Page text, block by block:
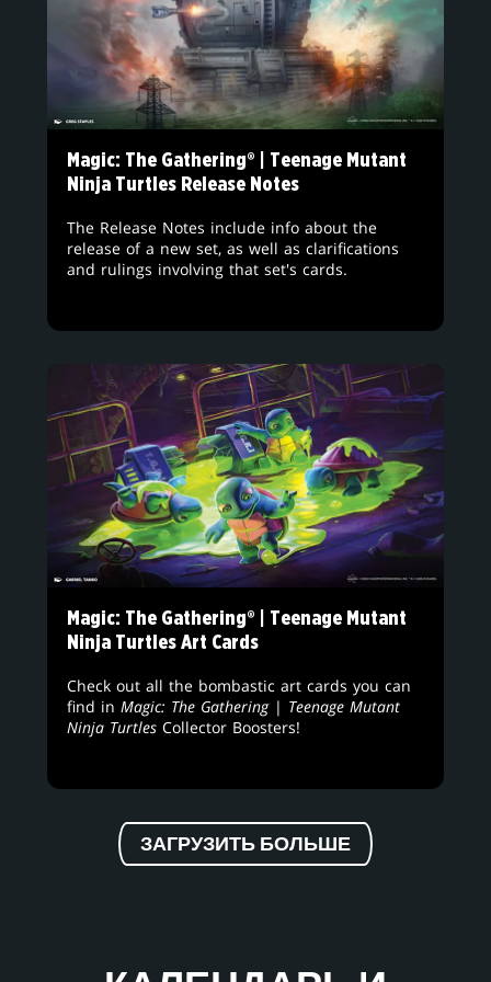
Magic: The Gathering® | Teenage Mutant
Ninja Turtles Release Notes
The Release Notes include info about the
release of a new set, as well as clarifications
and rulings involving that set's cards.
Magic: The Gathering® | Teenage Mutant
Ninja Turtles Art Cards
Check out all the bombastic art cards you can
find in Magic: The Gathering| Teenage Mutant
Ninja Turtles Collector Boosters!
ЗАГРУЗИТЬ БОЛЬШЕ